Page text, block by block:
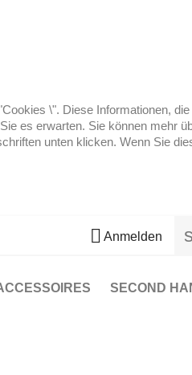
\". Diese Informationen,
es erwarten. Sie können mehr
unten klicken. Wenn Sie
 Anmelden
SECOND